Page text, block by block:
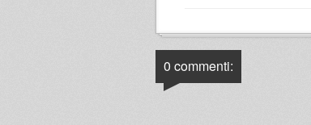
0 commenti: